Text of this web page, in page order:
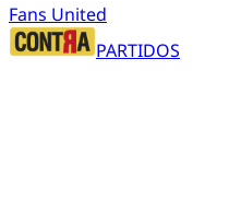
Fans United
PARTIDOS